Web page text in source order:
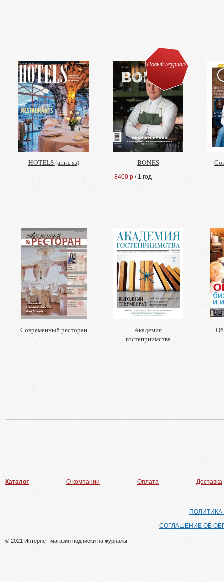
HOTELS (англ. яз)
Новый журнал!
BONES
8400 р / 1 год
Современный ресторан
Академия
гостеприимства
Каталог О компании Оплата Доставка
СОГЛАШЕНИЕ ОБ
© 2021 Интернет-магазин подписки на журналы